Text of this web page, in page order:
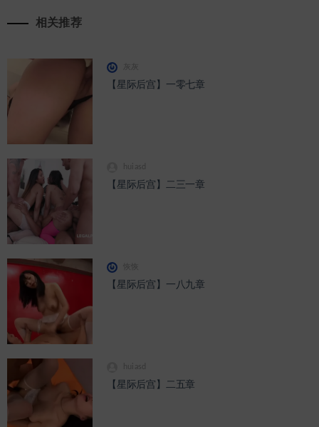
相关推荐
灰灰
【星际后宫】一零七章
【星际后宫】二三一章
【星际后宫】一八九章
【星际后宫】二五章